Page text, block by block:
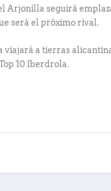
Arjonilla seguirá
será el próximo rival.
viajará a tierras
10 Iberdrola.